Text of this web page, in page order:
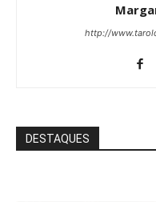
http://
DESTAQUES